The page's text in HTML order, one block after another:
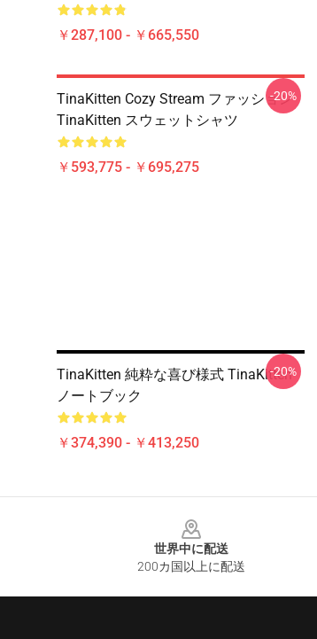
￥287,100 - ￥665,550
TinaKitten Cozy Stream ファッション
TinaKitten スウェットシャツ
￥593,775 - ￥695,275
-20%
TinaKitten 純粋な喜び様式 TinaKitten
ノートブック
￥374,390 - ￥413,250
-20%
世界中に配送
200カ国以上に配送